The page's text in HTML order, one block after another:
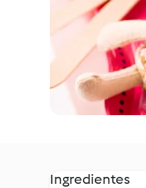
Ingredientes